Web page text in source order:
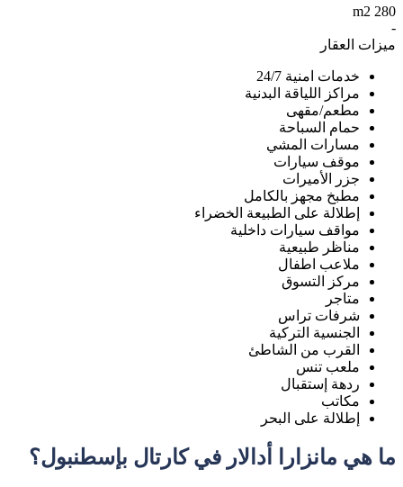
280 m2
-
ميزات العقار
خدمات امنية 24/7
مراكز اللياقة البدنية
مطعم/مقهى
حمام السباحة
مسارات المشي
موقف سيارات
جزر الأميرات
مطبخ مجهز بالكامل
إطلالة على الطبيعة الخضراء
مواقف سيارات داخلية
مناظر طبيعية
ملاعب اطفال
مركز التسوق
متاجر
شرفات تراس
الجنسية التركية
القرب من الشاطئ
ملعب تنس
ردهة إستقبال
مكاتب
إطلالة على البحر
ما هي مانزارا أدالار في كارتال بإسطنبول؟